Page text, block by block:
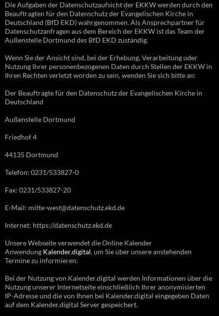
Die Aufgaben der Datenschutzaufsicht der EKKW werden durch den
Beauftragten für den Datenschutz der Evangelischen Kirche in
Deutschland (BfD EKD) wahrgenommen. Als Ansprechpartner für
Datenschutzanfragen aus dem Bereich der EKKW ist das Team der
Außenstelle Dortmund des BfD EKD zuständig.
Wenn Sie der Ansicht sind, bei der Erhebung, Verarbeitung oder
Nutzung Ihrer personenbezogenen Daten durch Stellen der EKKW in
Ihren Rechten verletzt worden zu sein, wenden Sie sich bitte an:
Der Beauftragte für den Datenschutz der Evangelischen Kirche in
Deutschland
Außenstelle Dortmund
Friedhof 4
44135 Dortmund
Telefon: 0231/533827-0
Fax: 0231/533827-20
E-Mail: mitte-west@datenschutz.ekd.de
Internet: https://datenschutz.ekd.de
Unsere Webseite verwendet die Online Kalender
Anwendung Kalender.digital, um Sie über unsere anstehenden
Termine zu informieren.
Bei der Nutzung von Kalender.digital werden Informationen über die
Nutzung unserer Internetseite einschließlich Ihrer anonymisierten
IP-Adresse und die von Ihnen bei Kalender.digital eingegeben Daten
auf dem Kalender.digital Server gespeichert.